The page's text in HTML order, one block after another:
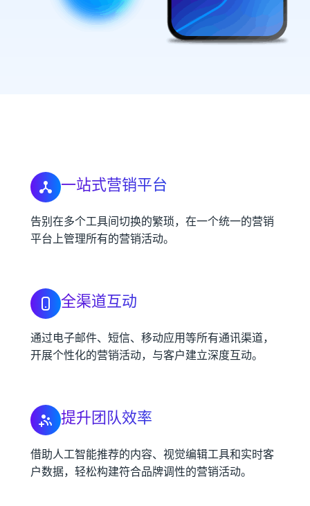
一站式营销平台
告别在多个工具间切换的繁琐，在一个统一的营销
平台上管理所有的营销活动。
全渠道互动
通过电子邮件、短信、移动应用等所有通讯渠道，
开展个性化的营销活动，与客户建立深度互动。
提升团队效率
借助人工智能推荐的内容、视觉编辑工具和实时客
户数据，轻松构建符合品牌调性的营销活动。